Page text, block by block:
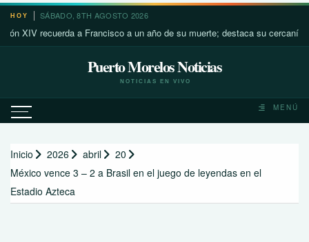
Saltar
contenido
HOY SÁBADO, 8TH AGOSTO 2026
recuerda a Francisco a un año de su muerte; destaca su cercanía con
Puerto Morelos Noticias
NOTICIAS EN VIVO
MENÚ
Inicio 2026 abril
20
México vence 3 – 2 a Brasil en el juego de leyendas en el
Estadio Azteca